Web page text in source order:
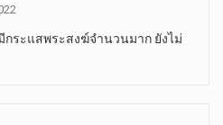
กระแสพระสงฆ์จำนวนมาก ยังไม่